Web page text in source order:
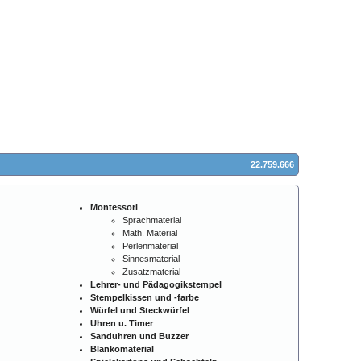
22.759.666
Montessori
Sprachmaterial
Math. Material
Perlenmaterial
Sinnesmaterial
Zusatzmaterial
Lehrer- und Pädagogikstempel
Stempelkissen und -farbe
Würfel und Steckwürfel
Uhren u. Timer
Sanduhren und Buzzer
Blankomaterial